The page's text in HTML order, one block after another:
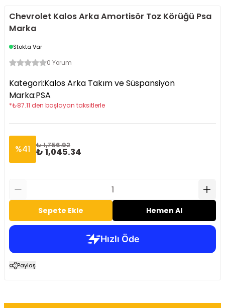
Chevrolet Kalos Arka Amortisör Toz Körüğü Psa
Marka
Stokta Var
0 Yorum
Kategori:Kalos Arka Takım ve Süspansiyon
Marka:PSA
*₺87.11 den başlayan taksitlerle
%41 ₺ 1,756.92
₺ 1,045.34
Sepete Ekle Hemen Al
Paylaş